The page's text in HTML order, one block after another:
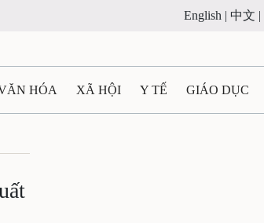
English | 中文 |
HÓA XÃ HỘI Y TẾ GIÁO DỤC
TIN - QUẢNG CÁO